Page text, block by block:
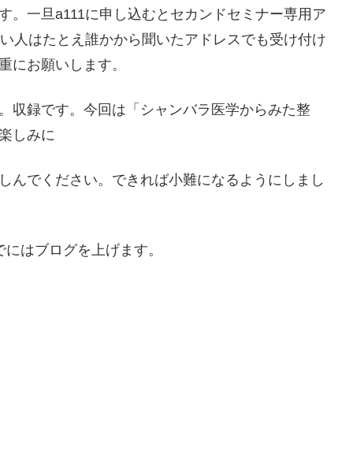
。一旦a111に申し込むとセカンドセミナー専用ア
人はたとえ誰かから聞いたアドレスでも受け付け
にお願いします。
収録です。今回は「シャンバラ医学からみた整
しみに
んでください。できれば小難になるようにしまし
はブログを上げます。